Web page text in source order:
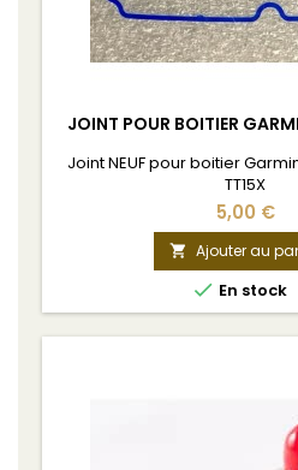
JOINT POUR BOITIER
Joint NEUF pour boitier Garmin
TT15X
5,00 €
 Ajouter au
 En stock